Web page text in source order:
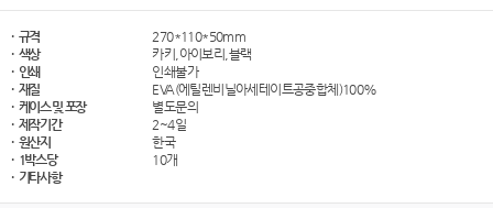
· 규격
270*110*50mm
· 색상
카키,아이보리,블랙
· 인쇄
인쇄불가
· 재질
EVA(에틸렌비닐아세테이트공중합체)100%
· 케이스 및 포장
별도문의
· 제작기간
2~4일
· 원산지
한국
· 1박스당
10개
· 기타사항